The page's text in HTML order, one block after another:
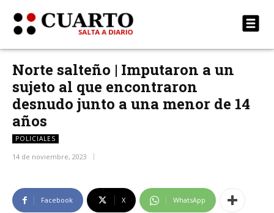
Norte salteño | Imputaron a un
sujeto al que encontraron
desnudo junto a una menor de 14
años
POLICIALES
14 de noviembre, 2023
Facebook X WhatsApp